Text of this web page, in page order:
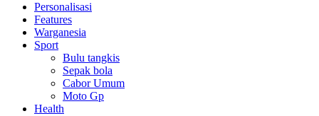
Personalisasi
Features
Warganesia
Sport
Bulu tangkis
Sepak bola
Cabor Umum
Moto Gp
Health